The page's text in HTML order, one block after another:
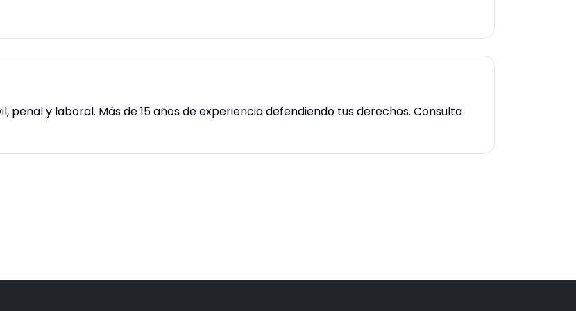
penal y laboral. Más de 15 años de experiencia defendiendo tus derechos. Consulta